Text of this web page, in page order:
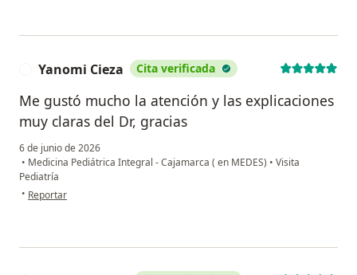
Yanomi Cieza Cita verificada
Me gustó mucho la atención y las explicaciones
muy claras del Dr, gracias
6 de junio de 2026
• Medicina Pediátrica Integral - Cajamarca ( en MEDES) • Visita
Pediatría
• en opinión del usuario Yanomi Cieza
Reportar